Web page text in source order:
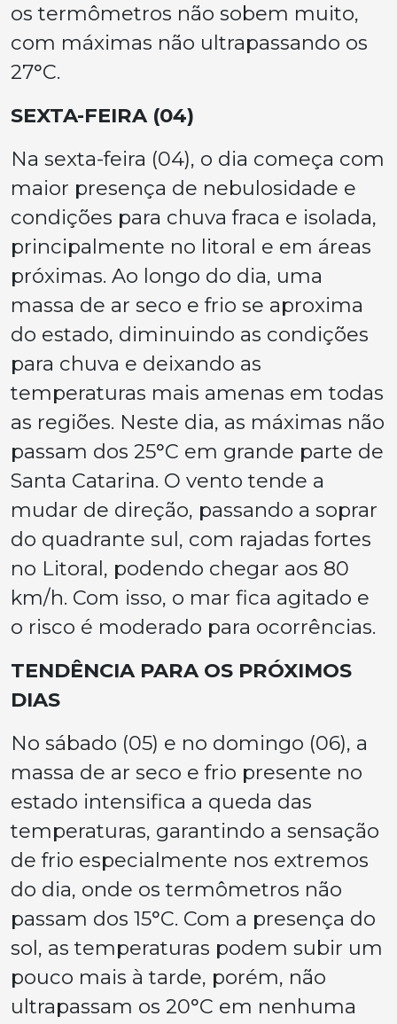
os termômetros não sobem muito,
com máximas não ultrapassando os
27°C.
SEXTA-FEIRA (04)
Na sexta-feira (04), o dia começa com
maior presença de nebulosidade e
condições para chuva fraca e isolada,
principalmente no litoral e em áreas
próximas. Ao longo do dia, uma
massa de ar seco e frio se aproxima
do estado, diminuindo as condições
para chuva e deixando as
temperaturas mais amenas em todas
as regiões. Neste dia, as máximas não
passam dos 25°C em grande parte de
Santa Catarina. O vento tende a
mudar de direção, passando a soprar
do quadrante sul, com rajadas fortes
no Litoral, podendo chegar aos 80
km/h. Com isso, o mar fica agitado e
o risco é moderado para ocorrências.
TENDÊNCIA PARA OS PRÓXIMOS
DIAS
No sábado (05) e no domingo (06), a
massa de ar seco e frio presente no
estado intensifica a queda das
temperaturas, garantindo a sensação
de frio especialmente nos extremos
do dia, onde os termômetros não
passam dos 15°C. Com a presença do
sol, as temperaturas podem subir um
pouco mais à tarde, porém, não
ultrapassam os 20°C em nenhuma